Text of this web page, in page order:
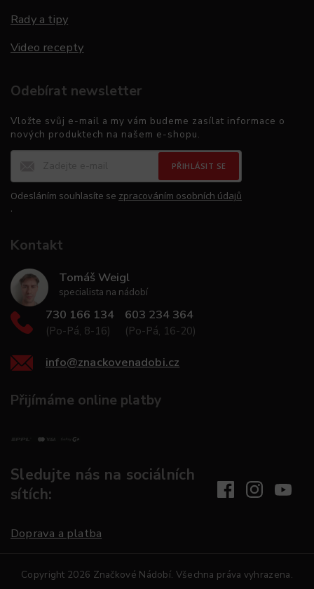
Rady a tipy
Video recepty
Odebírat newsletter
Vložte svůj e-mail a my vám budeme zasílat informace o
nových produktech na našem e-shopu.
PŘIHLÁSIT SE
Odesláním souhlasíte se zpracováním osobních údajů
.
Kontakt
Tomáš Weigl
specialista na nádobí
730 166 134
(Po-Pá, 8-16)
603 234 364
(Po-Pá, 16-20)
info@znackovenadobi.cz
Přijímáme online platby
Sledujte nás na sociálních
sítích:
Doprava a platba
Copyright 2026 Značkové Nádobí. Všechna práva vyhrazena.